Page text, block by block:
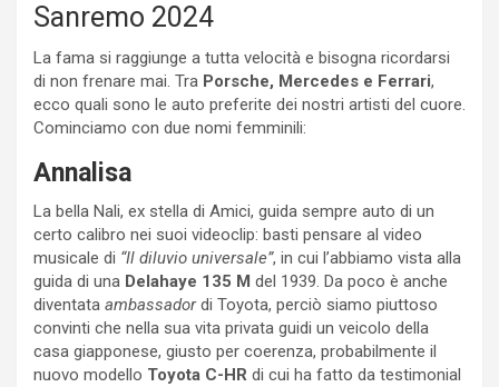
Sanremo 2024
La fama si raggiunge a tutta velocità e bisogna ricordarsi
di non frenare mai. Tra Porsche, Mercedes e Ferrari,
ecco quali sono le auto preferite dei nostri artisti del cuore.
Cominciamo con due nomi femminili:
Annalisa
La bella Nali, ex stella di Amici, guida sempre auto di un
certo calibro nei suoi videoclip: basti pensare al video
musicale di “Il diluvio universale”, in cui l’abbiamo vista alla
guida di una Delahaye 135 M del 1939. Da poco è anche
diventata ambassadordi Toyota, perciò siamo piuttoso
convinti che nella sua vita privata guidi un veicolo della
casa giapponese, giusto per coerenza, probabilmente il
nuovo modello Toyota C-HR di cui ha fatto da testimonial